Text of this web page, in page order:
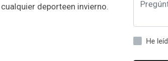
deporteen invierno.
He